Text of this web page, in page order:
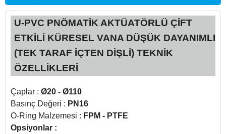
U-PVC PNÖMATİK AKTÜATÖRLÜ ÇİFT
ETKİLİ KÜRESEL VANA DÜŞÜK DAYANIMLI
(TEK TARAF İÇTEN DİŞLİ) TEKNİK
ÖZELLİKLERİ
Çaplar : Ø20 - Ø110
Basınç Değeri : PN16
O-Ring Malzemesi : FPM - PTFE
Opsiyonlar :